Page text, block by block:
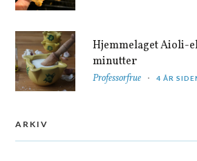
Hjemmelaget Aioli-
minutter
Professorfrue 4 ÅR
ARKIV